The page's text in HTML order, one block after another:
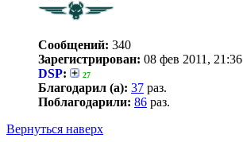
Сообщений: 340
Зарегистрирован: 08 фев 2011, 21:36
DSP: 27
Благодарил (а): 37 раз.
Поблагодарили: 86 раз.
Вернуться наверх